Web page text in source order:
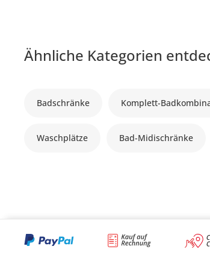
Ähnliche Kategorien
Badschränke Komplett-
Waschplätze Bad-Midischränke